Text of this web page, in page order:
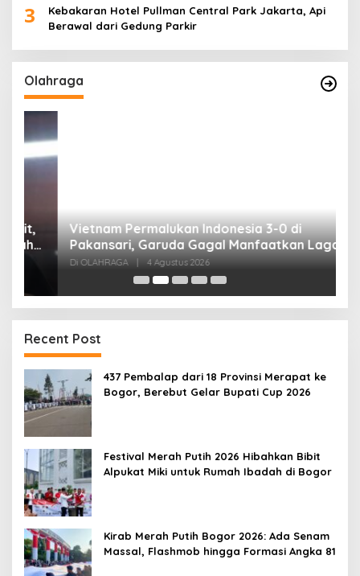
3
Kebakaran Hotel Pullman Central Park Jakarta, Api
Berawal dari Gedung Parkir
Olahraga
Vietnam Permalukan Indonesia 3-0 di
Pakansari, Garuda Gagal Manfaatkan Laga
Kandang
Di OLAHRAGA | 4 Agustus 2026
Recent Post
437 Pembalap dari 18 Provinsi Merapat ke
Bogor, Berebut Gelar Bupati Cup 2026
Festival Merah Putih 2026 Hibahkan Bibit
Alpukat Miki untuk Rumah Ibadah di Bogor
Kirab Merah Putih Bogor 2026: Ada Senam
Massal, Flashmob hingga Formasi Angka 81